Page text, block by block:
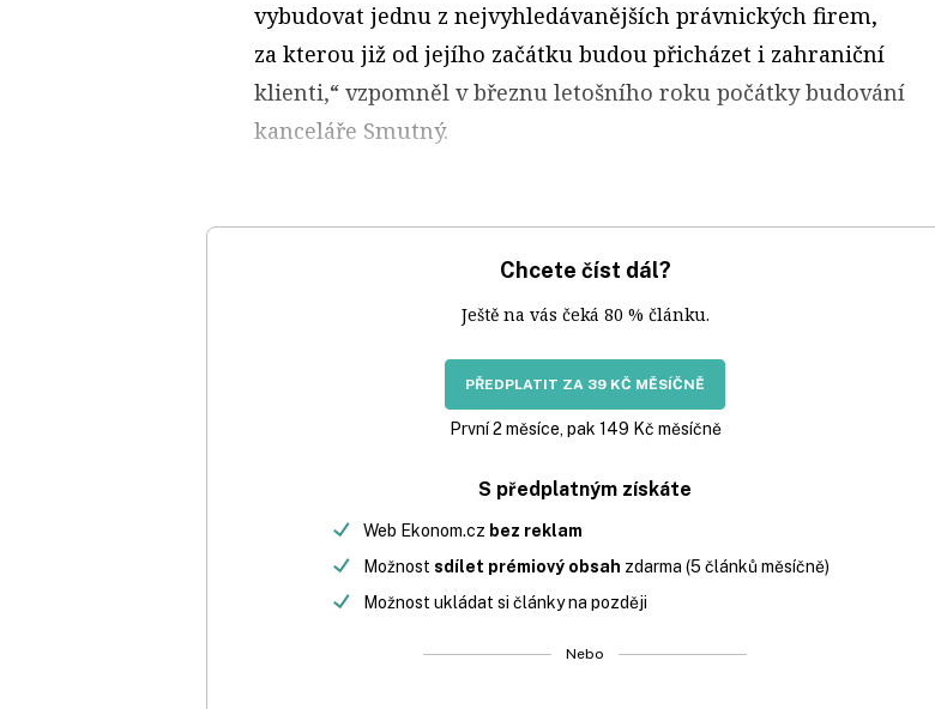
vybudovat jednu z nejvyhledávanějších právnických firem,
za kterou již od jejího začátku budou přicházet i zahraniční
klienti,“ vzpomněl v březnu letošního roku počátky budování
kanceláře Smutný.
Chcete číst dál?
Ještě na vás čeká 80 % článku.
PŘEDPLATIT ZA 39 KČ MĚSÍČNĚ
První 2 měsíce, pak 149 Kč měsíčně
S předplatným získáte
Web Ekonom.cz bez reklam
Možnost sdílet prémiový obsah zdarma (5 článků měsíčně)
Možnost ukládat si články na později
Nebo